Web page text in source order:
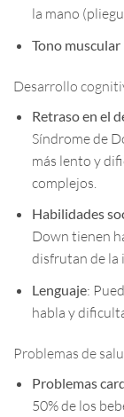
la mano
Tono muscular
Desarrollo
Retraso en el
Síndrome de
más lento y
complejos.
Habilidades
Down tienen
disfrutan de la
Lenguaje:
habla y
Problemas de
Problemas
50% de los